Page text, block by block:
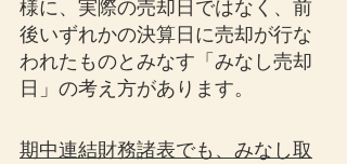
様に、実際の売却日ではなく、前
後いずれかの決算日に売却が行な
われたものとみなす「みなし売却
日」の考え方があります。
期中連結財務諸表でも、みなし取